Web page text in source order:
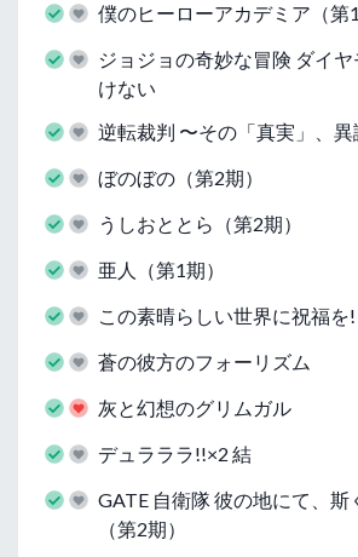
僕のヒーローアカデミア（第1
ジョジョの奇妙な冒険 ダイ
けない
逆転裁判 〜その「真実」、
ぼのぼの（第2期）
うしおととら（第2期）
亜人（第1期）
この素晴らしい世界に祝福を!
蒼の彼方のフォーリズム
灰と幻想のグリムガル
デュラララ!!×2 結
GATE 自衛隊 彼の地にて、斯
（第2期）